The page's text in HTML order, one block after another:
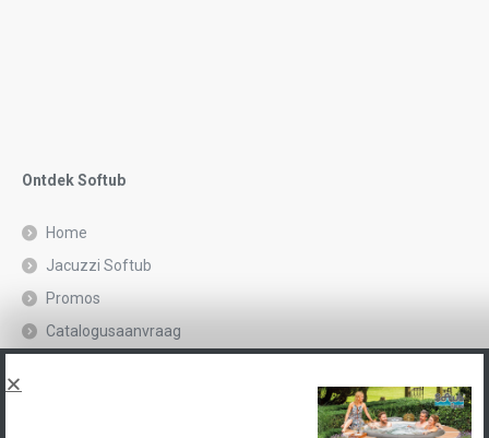
Ontdek Softub
Home
Jacuzzi Softub
Promos
Catalogusaanvraag